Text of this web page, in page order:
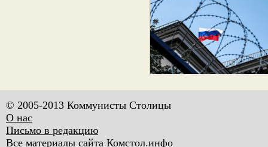
© 2005-2013 Коммунисты Столицы
О нас
Письмо в редакцию
Все материалы сайта Комстол.инфо